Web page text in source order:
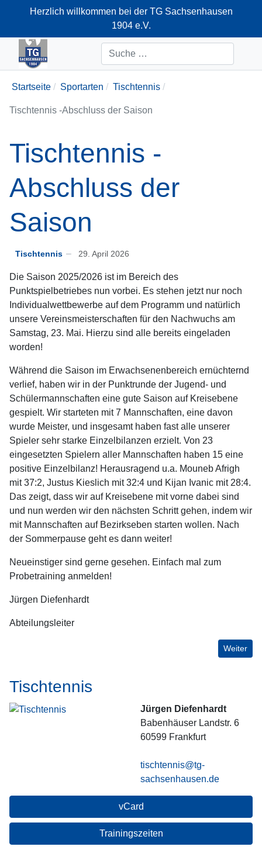
Herzlich willkommen bei der TG Sachsenhausen
1904 e.V.
+49-69-66374712
Suchen
Startseite Sportarten Tischtennis
Tischtennis -Abschluss der Saison
Tischtennis -
Abschluss der
Saison
Tischtennis 29. April 2026
Die Saison 2025/2026 ist im Bereich des
Punktspielbetriebes nun vorbei. Es stehen jetzt nur noch
Individualwettbewerbe auf dem Programm und natürlich
unsere Vereinsmeisterschaften für den Nachwuchs am
Samstag, 23. Mai. Hierzu sind alle bereits eingeladen
worden!
Während die Saison im Erwachsenenbereich ernüchternd
verlief, haben wir in der Punktrunde der Jugend- und
Schülermannschaften eine gute Saison auf Kreisebene
gespielt. Wir starteten mit 7 Mannschaften, eine davon
wurde Meister, und insgesamt haben fast alle unserer
Spieler sehr starke Einzelbilanzen erzielt. Von 23
eingesetzten Spielern aller Mannschaften haben 15 eine
positive Einzelbilanz! Herausragend u.a. Mouneb Afrigh
mit 37:2, Justus Kieslich mit 32:4 und Kijan Ivanic mit 28:4.
Das zeigt, dass wir auf Kreisebene mit vorne dabei sind
und nun werden wir den nächsten Schritt gehen, indem wir
mit Mannschaften auf Bezirkseben starten wollen. Nach
der Sommerpause geht es dann weiter!
Neueinstiger sind gerne gesehen. Einfach mal zum
Probetraining anmelden!
Jürgen Diefenhardt
Abteilungsleiter
Nächster
Weiter
Tischtennis
Jürgen Diefenhardt
Babenhäuser Landstr. 6
60599 Frankfurt
tischtennis@tg-
sachsenhausen.de
vCard
Trainingszeiten